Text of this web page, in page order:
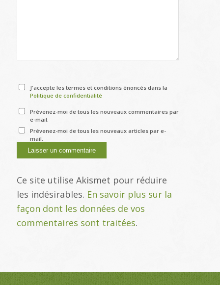
J'accepte les termes et conditions énoncés dans la
Politique de confidentialité
Prévenez-moi de tous les nouveaux commentaires par
e-mail.
Prévenez-moi de tous les nouveaux articles par e-
mail.
Ce site utilise Akismet pour réduire
les indésirables. En savoir plus sur la
façon dont les données de vos
commentaires sont traitées.